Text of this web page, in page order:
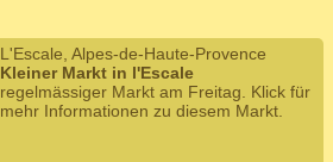
L'Escale, Alpes-de-Haute-Provence
Kleiner Markt in l'Escale
regelmässiger Markt am Freitag. Klick für
mehr Informationen zu diesem Markt.